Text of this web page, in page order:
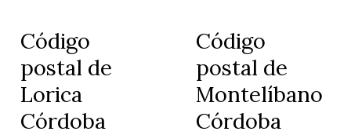
Código
postal de
Lorica
Córdoba
Código
postal de
Montelíbano
Córdoba